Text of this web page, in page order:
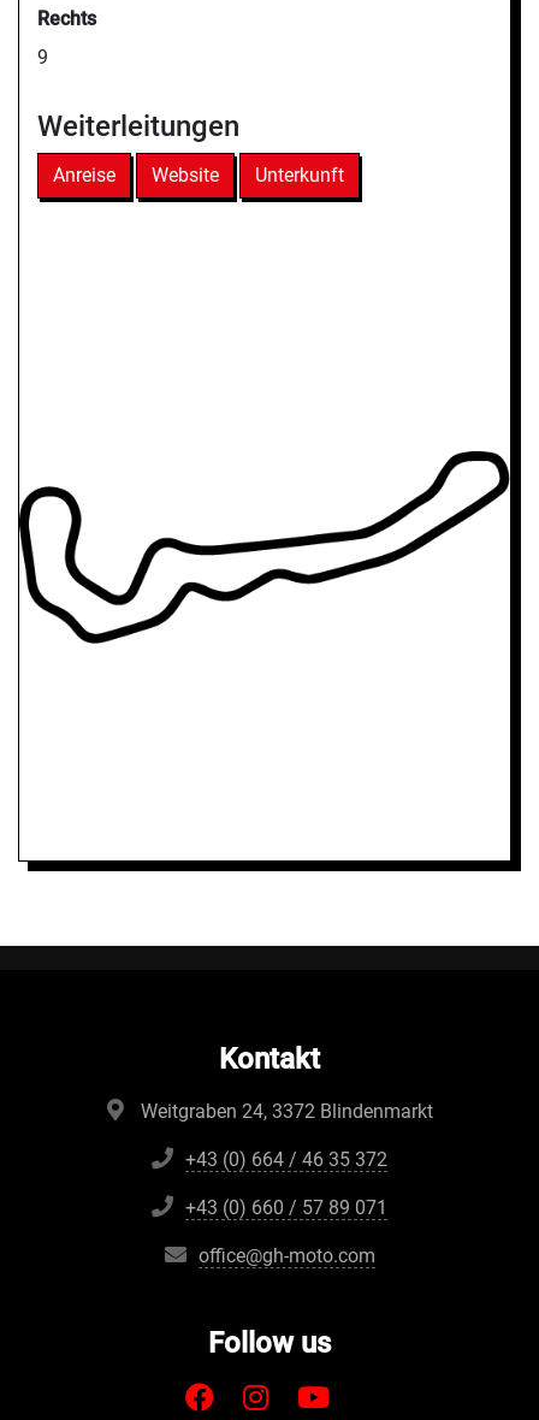
Rechts
9
Weiterleitungen
Anreise Website Unterkunft
Kontakt
Weitgraben 24, 3372 Blindenmarkt
+43 (0) 664 / 46 35 372
+43 (0) 660 / 57 89 071
office@gh-moto.com
Follow us